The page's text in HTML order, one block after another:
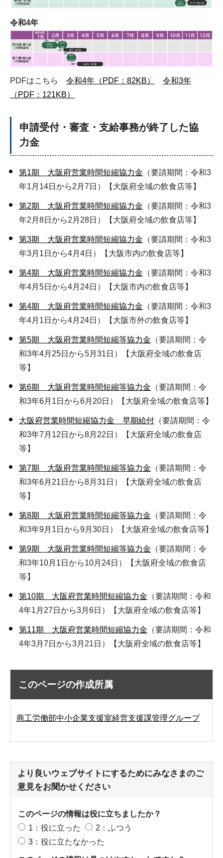
令和4年
PDFはこちら 令和4年（PDF：82KB）
令和3年
（PDF：121KB）
申請受付・審査・支給事務が終了した協
力金
第1期 大阪府営業時間短縮協力金 （要請期間：令和3
年1月14日から2月7日）【大阪府全域の飲食店等】
第2期 大阪府営業時間短縮協力金 （要請期間：令和3
年2月8日から2月28日）【大阪府全域の飲食店等】
第3期 大阪府営業時間短縮協力金 （要請期間：令和3
年3月1日から4月4日）【大阪市内の飲食店等】
第4期 大阪府営業時間短縮協力金 （要請期間：令和3
年4月5日から4月24日）【大阪市内の飲食店等】
第4期 大阪府営業時間短縮協力金 （要請期間：令和3
年4月1日から4月24日）【大阪市外の飲食店等】
第5期 大阪府営業時間短縮等協力金 （要請期間：令
和3年4月25日から5月31日）【大阪府全域の飲食店
等】
第6期 大阪府営業時間短縮等協力金 （要請期間：令
和3年6月1日から6月20日）【大阪府全域の飲食店等】
大阪府営業時間短縮協力金 早期給付 （要請期間：令
和3年7月12日から8月22日）【大阪府全域の飲食店
等】
第7期 大阪府営業時間短縮等協力金 （要請期間：令
和3年6月21日から8月31日）【大阪府全域の飲食店
等】
第8期 大阪府営業時間短縮等協力金 （要請期間：令
和3年9月1日から9月30日）【大阪府全域の飲食店等】
第9期 大阪府営業時間短縮等協力金 （要請期間：令
和3年10月1日から10月24日）【大阪府全域の飲食店
等】
第10期 大阪府営業時間短縮協力金 （要請期間：令和
4年1月27日から3月6日）【大阪府全域の飲食店等】
第11期 大阪府営業時間短縮協力金 （要請期間：令和
4年3月7日から3月21日）【大阪府全域の飲食店等】
このページの作成所属
商工労働部中小企業支援室経営支援課管理グループ
より良いウェブサイトにするためにみなさまのご
意見をお聞かせください
このページの情報は役に立ちましたか？
1：役に立った
2：ふつう
3：役に立たなかった